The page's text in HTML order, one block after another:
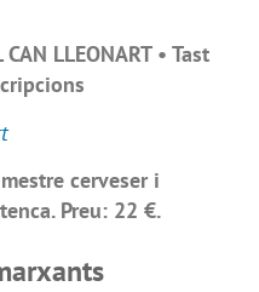
LLEONART • Tast
cerveser i
Preu: 22 €.